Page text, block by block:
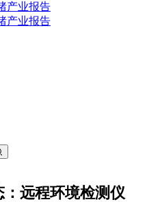
产业报告
产业报告
远程环境检测仪